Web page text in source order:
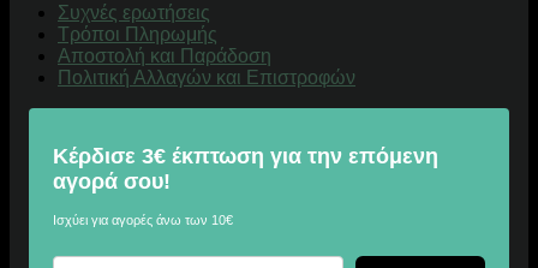
Συχνές ερωτήσεις
Τρόποι Πληρωμής
Αποστολή και Παράδοση
Πολιτική Αλλαγών και Επιστροφών
Κέρδισε 3€ έκπτωση για την επόμενη
αγορά σου!
Ισχύει για αγορές άνω των 10€